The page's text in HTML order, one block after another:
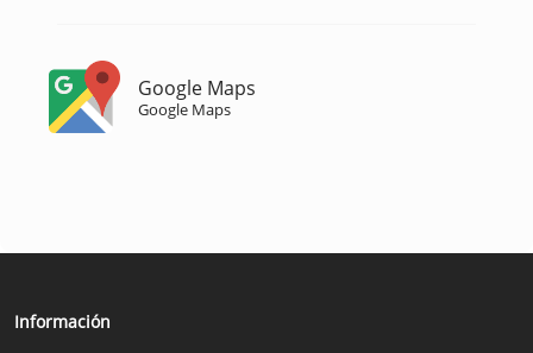
Google Maps
Google Maps
Información